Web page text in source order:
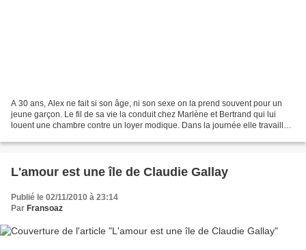
A 30 ans, Alex ne fait si son âge, ni son sexe on la prend souvent pour un
jeune garçon. Le fil de sa vie la conduit chez Marlène et Bertrand qui lui
louent une chambre contre un loyer modique. Dans la journée elle travaille
L'amour est une île de Claudie Gallay
Publié le 02/11/2010 à 23:14
Par Fransoaz